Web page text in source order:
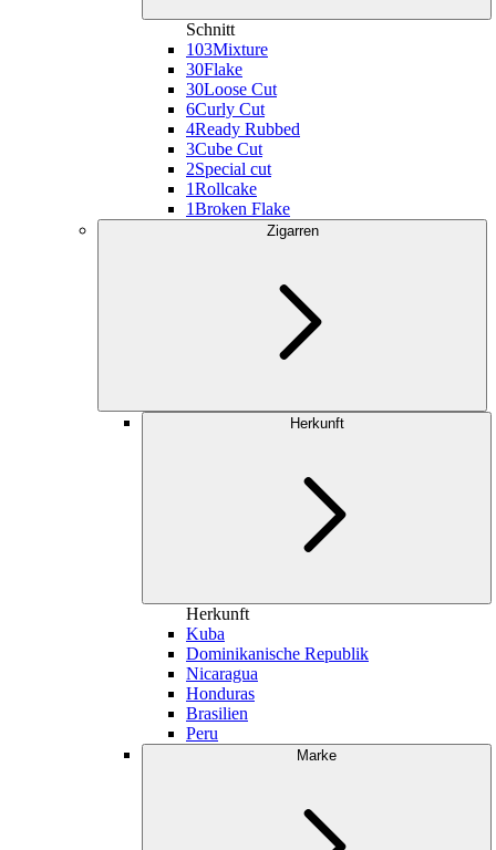
Schnitt
103Mixture
30Flake
30Loose Cut
6Curly Cut
4Ready Rubbed
3Cube Cut
2Special cut
1Rollcake
1Broken Flake
Zigarren
Herkunft
Herkunft
Kuba
Dominikanische Republik
Nicaragua
Honduras
Brasilien
Peru
Marke